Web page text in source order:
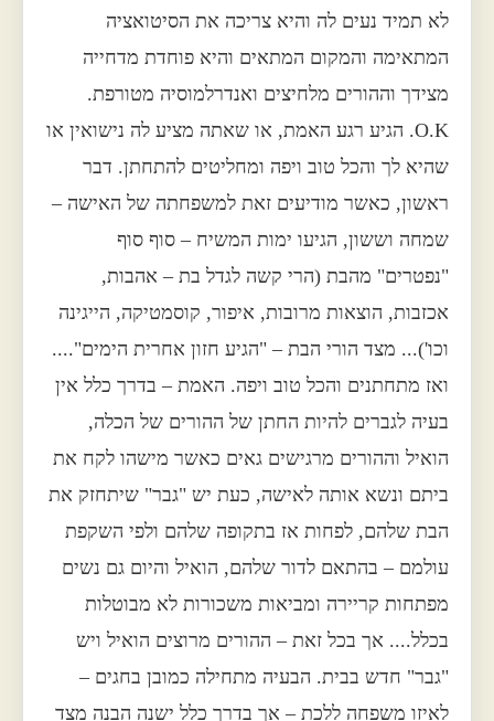
לא תמיד נעים לה והיא צריכה את הסיטואציה
המתאימה והמקום המתאים והיא פוחדת מדחייה
מצידך וההורים מלחיצים ואנדרלמוסיה מטורפת.
O.K. הגיע רגע האמת, או שאתה מציע לה נישואין או
שהיא לך והכל טוב ויפה ומחליטים להתחתן. דבר
ראשון, כאשר מודיעים זאת למשפחתה של האישה –
שמחה וששון, הגיעו ימות המשיח – סוף סוף
"נפטרים" מהבת (הרי קשה לגדל בת – אהבות,
אכזבות, הוצאות מרובות, איפור, קוסמטיקה, הייגינה
וכו')... מצד הורי הבת – "הגיע חזון אחרית הימים"....
ואז מתחתנים והכל טוב ויפה. האמת – בדרך כלל אין
בעיה לגברים להיות החתן של ההורים של הכלה,
הואיל וההורים מרגישים גאים כאשר מישהו לקח את
ביתם ונשא אותה לאישה, כעת יש "גבר" שיתחזק את
הבת שלהם, לפחות אז בתקופה שלהם ולפי השקפת
עולמם – בהתאם לדור שלהם, הואיל והיום גם נשים
מפתחות קריירה ומביאות משכורות לא מבוטלות
בכלל.... אך בכל זאת – ההורים מרוצים הואיל ויש
"גבר" חדש בבית. הבעיה מתחילה כמובן בחגים –
לאיזו משפחה ללכת – אך בדרך כלל ישנה הבנה מצד